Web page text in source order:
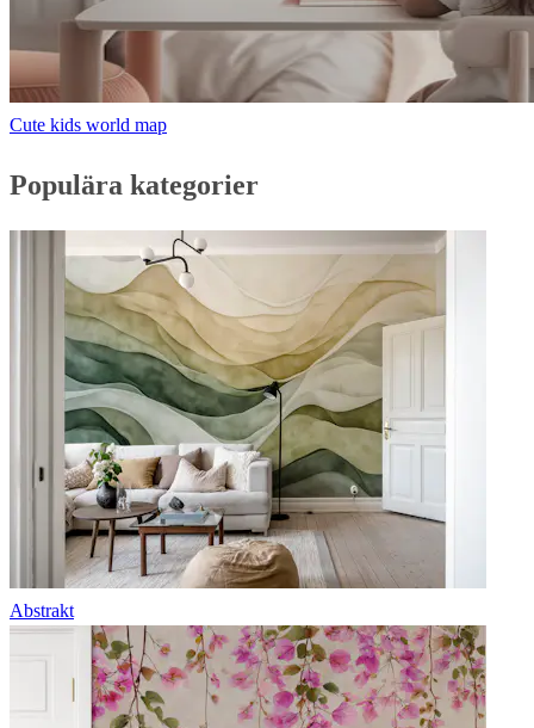
Cute kids world map
Populära kategorier
Abstrakt